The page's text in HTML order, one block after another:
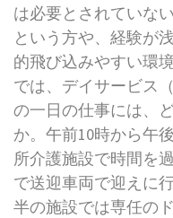
は必要とされていな
という方や、経験が
的飛び込みやすい環
では、デイサービス
の一日の仕事には、
か。午前10時から午
所介護施設で時間を
で送迎車両で迎えに
半の施設では専任の